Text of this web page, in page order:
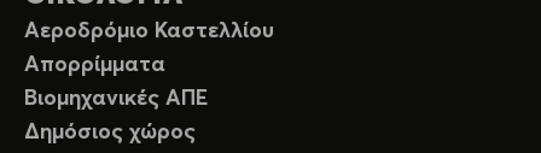
Αεροδρόμιο Καστελλίου
Απορρίμματα
Βιομηχανικές ΑΠΕ
Δημόσιος χώρος